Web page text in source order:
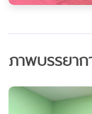
ภาพบรรยาก